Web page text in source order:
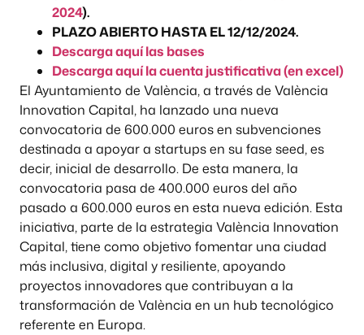
2024).
PLAZO ABIERTO HASTA EL 12/12/2024.
Descarga aquí las bases
Descarga aquí la cuenta justificativa (en excel)
El Ayuntamiento de València, a través de València
Innovation Capital, ha lanzado una nueva
convocatoria de 600.000 euros en subvenciones
destinada a apoyar a startups en su fase seed, es
decir, inicial de desarrollo. De esta manera, la
convocatoria pasa de 400.000 euros del año
pasado a 600.000 euros en esta nueva edición. Esta
iniciativa, parte de la estrategia València Innovation
Capital, tiene como objetivo fomentar una ciudad
más inclusiva, digital y resiliente, apoyando
proyectos innovadores que contribuyan a la
transformación de València en un hub tecnológico
referente en Europa.